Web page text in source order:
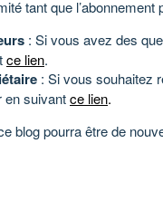
tant que l’abonnement
: Si vous avez des
ce lien.
: Si vous souhaitez
en suivantce lien.
blog pourra être de